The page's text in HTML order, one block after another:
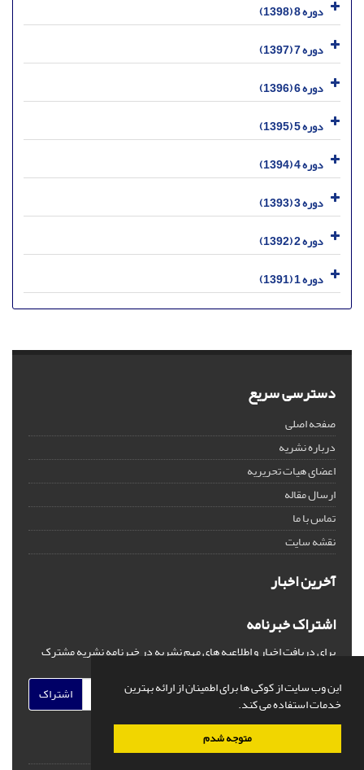
این وب سایت از کوکی ها برای اطمینان از ارائه بهترین
خدمات استفاده می کند.
متوجه شدم
دوره 8 (1398)
دوره 7 (1397)
دوره 6 (1396)
دوره 5 (1395)
دوره 4 (1394)
دوره 3 (1393)
دوره 2 (1392)
دوره 1 (1391)
دسترسی سریع
صفحه اصلی
درباره نشریه
اعضای هیات تحریریه
ارسال مقاله
تماس با ما
نقشه سایت
آخرین اخبار
اشتراک خبرنامه
برای دریافت اخبار و اطلاعیه های مهم نشریه در خبرنامه نشریه مشترک
اشتراک